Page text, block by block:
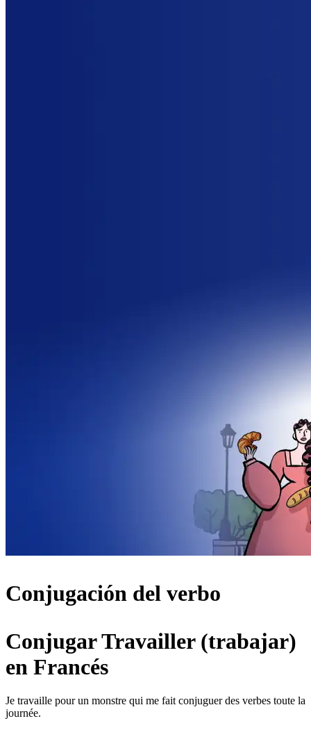
Conjugación del verbo
Conjugar Travailler (trabajar)
en Francés
Je travaille pour un monstre qui me fait conjuguer des verbes toute la
journée.